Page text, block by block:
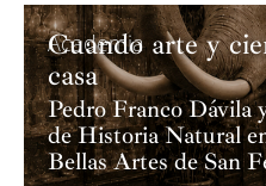
Academia
Cuando arte y
casa
Pedro Franco Dávila
de Historia Natural
Bellas Artes de San